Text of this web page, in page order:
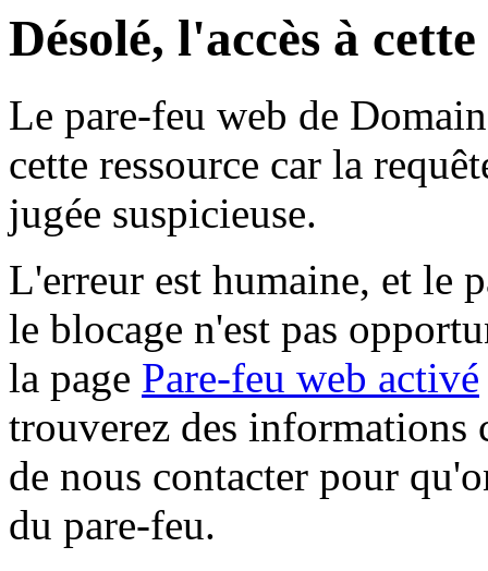
Désolé, l'accès à
Le pare-feu web de
cette ressource car la
jugée suspicieuse.
L'erreur est humaine, et le
le blocage n'est pas
la page Pare-feu web activé
trouverez des informations
de nous contacter pour
du pare-feu.